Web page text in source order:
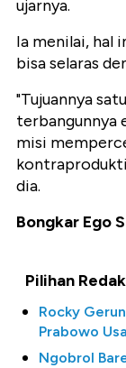
ujarnya.
Ia menilai, hal
bisa selaras
"Tujuannya
terbangunnya
misi
dia.
Bongkar Ego
Pilihan
Rocky
Prabowo
Ngobrol